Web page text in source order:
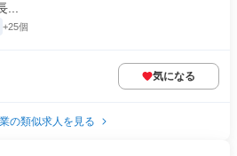
+25個
気になる
の類似求人を見る